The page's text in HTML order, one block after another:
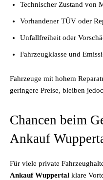
Technischer Zustand von
Vorhandener TÜV oder
Unfallfreiheit oder
Fahrzeugklasse und
Fahrzeuge mit hohem
geringere Preise, bleiben
Chancen beim
Ankauf
Für viele private
Ankauf Wuppertal klare